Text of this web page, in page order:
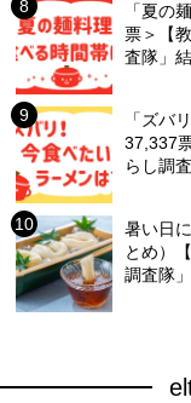
「夏の
票＞【
査隊」
「ズバ
37,337
らし調
暑い日
とめ）
調査隊